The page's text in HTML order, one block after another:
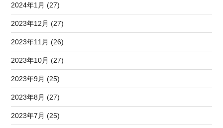
2024年1月 (27)
2023年12月 (27)
2023年11月 (26)
2023年10月 (27)
2023年9月 (25)
2023年8月 (27)
2023年7月 (25)